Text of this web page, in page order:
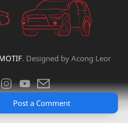
Post a Comment
PORUM
RANGE ROVER
REK ELETRICK
SCOKBEKER
SUBARU
. Designed by Acong Leor